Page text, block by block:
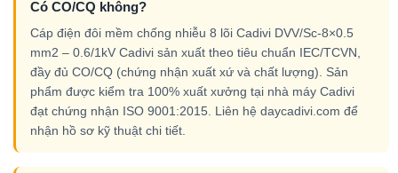
Có CO/CQ không?
Cáp điện đôi mềm chống nhiễu 8 lõi Cadivi DVV/Sc-8×0.5
mm2 – 0.6/1kV Cadivi sản xuất theo tiêu chuẩn IEC/TCVN,
đầy đủ CO/CQ (chứng nhận xuất xứ và chất lượng). Sản
phẩm được kiểm tra 100% xuất xưởng tại nhà máy Cadivi
đạt chứng nhận ISO 9001:2015. Liên hệ daycadivi.com để
nhận hồ sơ kỹ thuật chi tiết.